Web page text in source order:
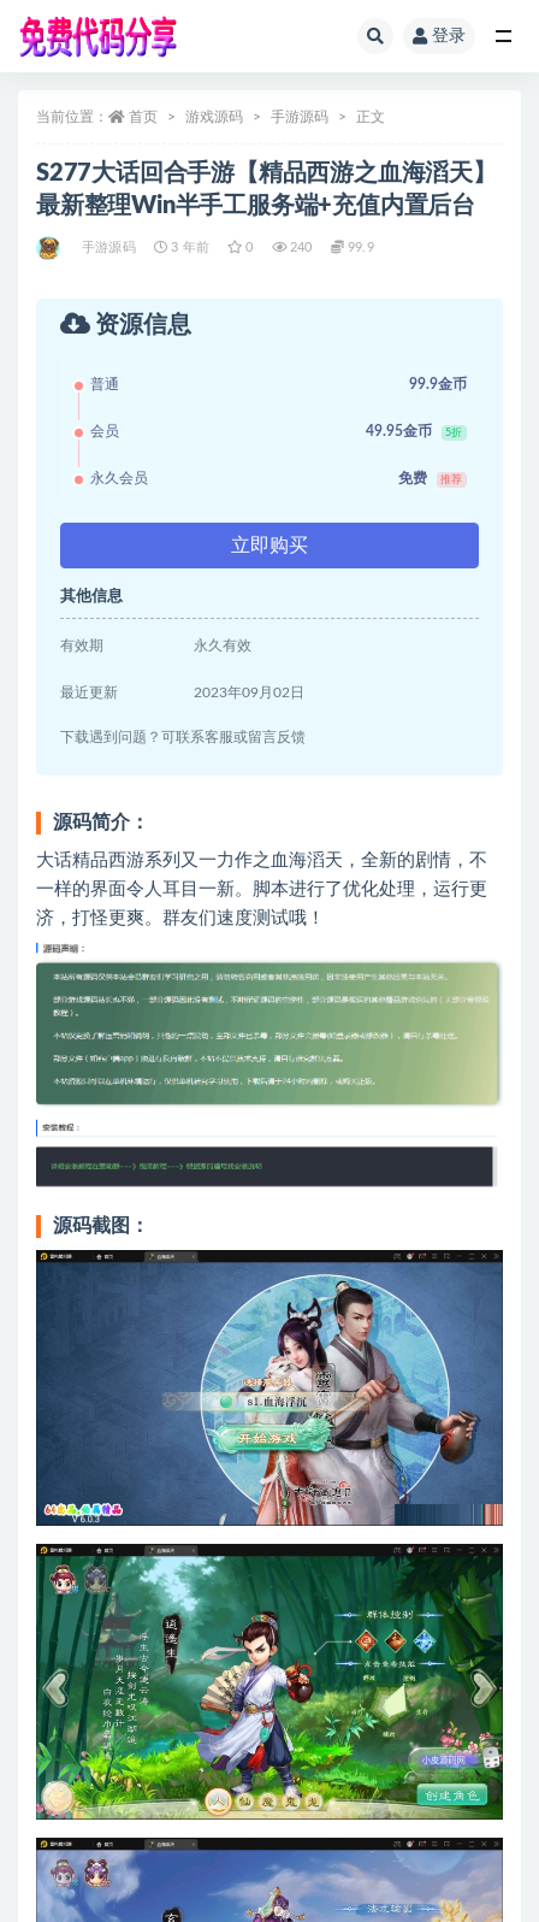
登录
当前位置： 首页 游戏源码 手游源码 正文
S277大话回合手游【精品西游之血海滔天】
最新整理Win半手工服务端+充值内置后台
手游源码 3 年前 0 240 99.9
资源信息
普通 99.9金币
会员 49.95金币 5折
永久会员 免费 推荐
立即购买
其他信息
有效期 永久有效
最近更新 2023年09月02日
下载遇到问题？可联系客服或留言反馈
源码简介：
大话精品西游系列又一力作之血海滔天，全新的剧情，不
一样的界面令人耳目一新。脚本进行了优化处理，运行更
济，打怪更爽。群友们速度测试哦！
源码截图：